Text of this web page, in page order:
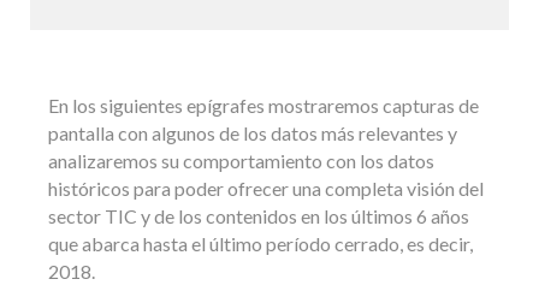
En los siguientes epígrafes mostraremos capturas de
pantalla con algunos de los datos más relevantes y
analizaremos su comportamiento con los datos
históricos para poder ofrecer una completa visión del
sector TIC y de los contenidos en los últimos 6 años
que abarca hasta el último período cerrado, es decir,
2018.